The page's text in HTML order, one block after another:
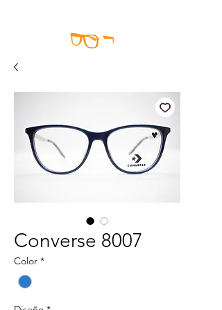
Converse 8007
Color *